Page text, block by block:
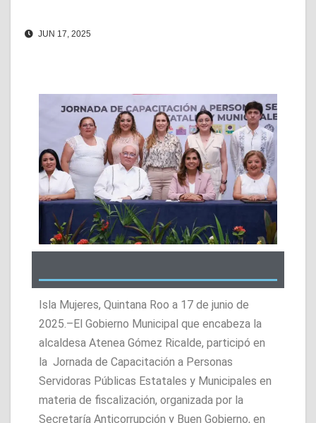
JUN 17, 2025
Isla Mujeres, Quintana Roo a 17 de junio de
2025.–El Gobierno Municipal que encabeza la
alcaldesa Atenea Gómez Ricalde, participó en
la Jornada de Capacitación a Personas
Servidoras Públicas Estatales y Municipales en
materia de fiscalización, organizada por la
Secretaría Anticorrupción y Buen Gobierno, en